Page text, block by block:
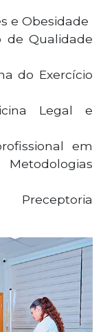
e Obesidade
de Qualidade
do Exercício
Legal e
em